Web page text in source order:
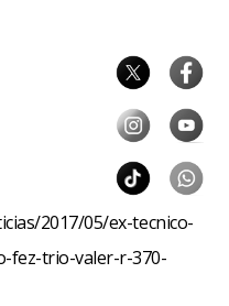
2017/05/ex-tecnico-
fez-trio-valer-r-370-